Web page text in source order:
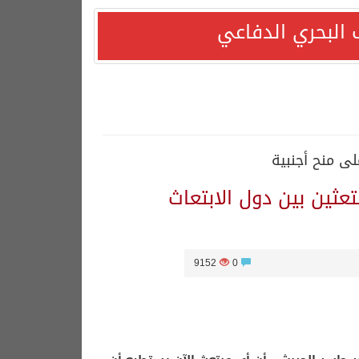
باستقرار السوق البترولية
الداعم لمغربية الصحراء*
البحري الدفاعي
منح أجنبية
بين دول الابتعاث
0
9152